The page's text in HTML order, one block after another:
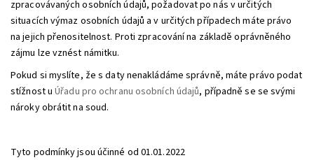
zpracovávaných osobních údajů, požadovat po nás v určitých
situacích výmaz osobních údajů a v určitých případech máte právo
na jejich přenositelnost. Proti zpracování na základě oprávněného
zájmu lze vznést námitku.
Pokud si myslíte, že s daty nenakládáme správně, máte právo podat
stížnost uÚřadu pro ochranu osobních údajů, případně se se svými
nároky obrátit na soud.
Tyto podmínky jsou účinné od 01.01.2022